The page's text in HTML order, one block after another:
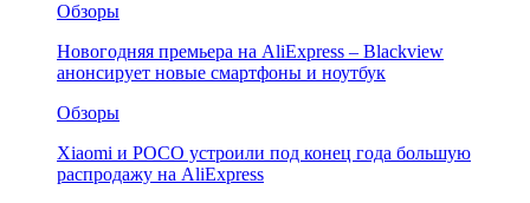
Обзоры
Новогодняя премьера на AliExpress – Blackview
анонсирует новые смартфоны и ноутбук
Обзоры
Xiaomi и POCO устроили под конец года большую
распродажу на AliExpress